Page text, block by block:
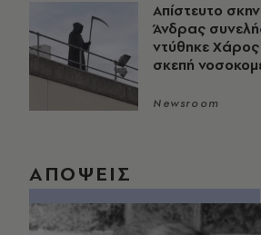
Απίστευτο
Άνδρας
ντύθηκε
σκεπή
Newsroom
ΑΠΟΨΕΙΣ